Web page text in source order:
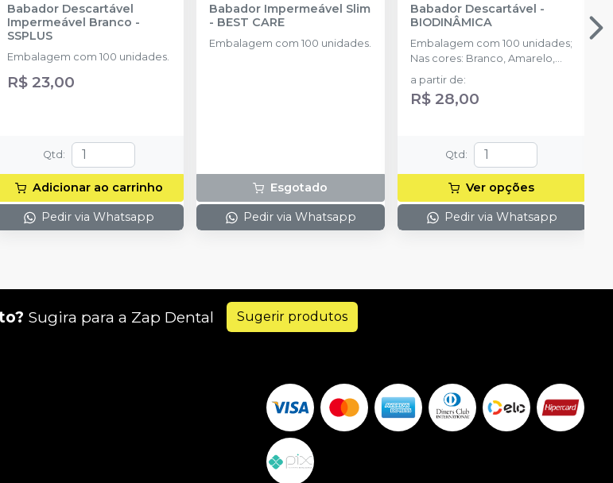
Babador Descartável
Impermeável Branco -
SSPLUS
Embalagem com 100 unidades.
R$ 23,00
Qtd :
Adicionar ao carrinho
Pedir via Whatsapp
Babador Impermeável Slim
- BEST CARE
Embalagem com 100 unidades.
Esgotado
Pedir via Whatsapp
Babador Descartável -
BIODINÂMICA
Embalagem com 100 unidades;
Nas cores: Branco, Amarelo,
Azul, Rosa, Verde e Misto.
a partir de:
R$ 28,00
Qtd :
Ver opções
Pedir via Whatsapp
Sugira para a Zap Dental Sugerir produtos